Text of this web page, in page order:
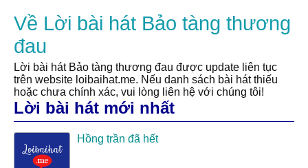
Về Lời bài hát Bảo tàng thương
đau
Lời bài hát Bảo tàng thương đau được update liên tục
trên website loibaihat.me. Nếu danh sách bài hát thiếu
hoặc chưa chính xác, vui lòng liên hệ với chúng tôi!
Lời bài hát mới nhất
Hồng trần đã hết